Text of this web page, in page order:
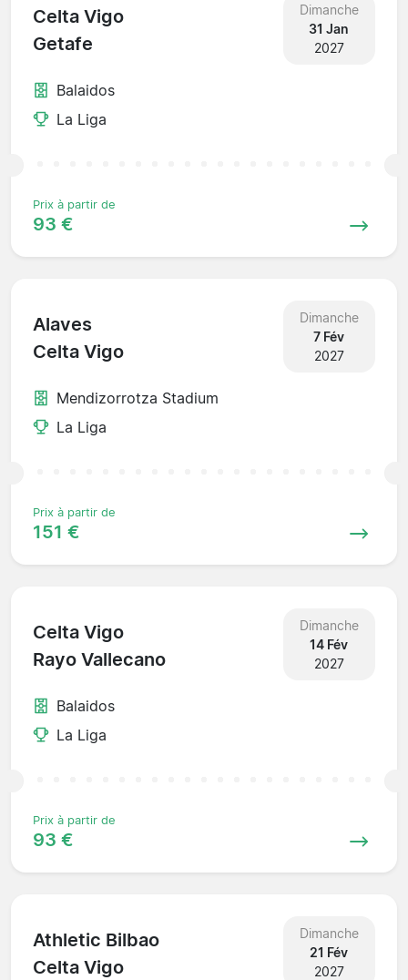
Celta Vigo
Getafe
Dimanche
31 Jan
2027
Balaidos
La Liga
Prix à partir de
93 €
Alaves
Celta Vigo
Dimanche
7 Fév
2027
Mendizorrotza Stadium
La Liga
Prix à partir de
151 €
Celta Vigo
Rayo Vallecano
Dimanche
14 Fév
2027
Balaidos
La Liga
Prix à partir de
93 €
Athletic Bilbao
Celta Vigo
Dimanche
21 Fév
2027